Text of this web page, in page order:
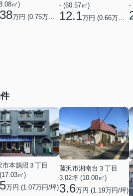
㎡)
万円 (0.75万円/坪)
- (60.57㎡)
12.1万円 (0.66万円/坪)
-
市本鵠沼３丁目
㎡)
万円 (1.07万円/坪)
藤沢市湘南台３丁目
3.02坪 (10.00㎡)
3.6万円 (1.19万円/坪)